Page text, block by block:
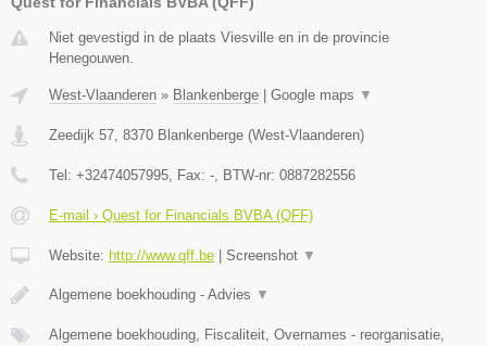
Niet gevestigd in de plaats Viesville en in de provincie
Henegouwen.
West-Vlaanderen » Blankenberge Google maps ▼
Zeedijk 57, 8370 Blankenberge (West-Vlaanderen)
Tel: +32474057995, Fax: -, BTW-nr: 0887282556
E-mail › Quest for Financials BVBA (QFF)
Website: http://www.qff.be Screenshot ▼
Algemene boekhouding - Advies ▼
Algemene boekhouding, Fiscaliteit, Overnames - reorganisatie,